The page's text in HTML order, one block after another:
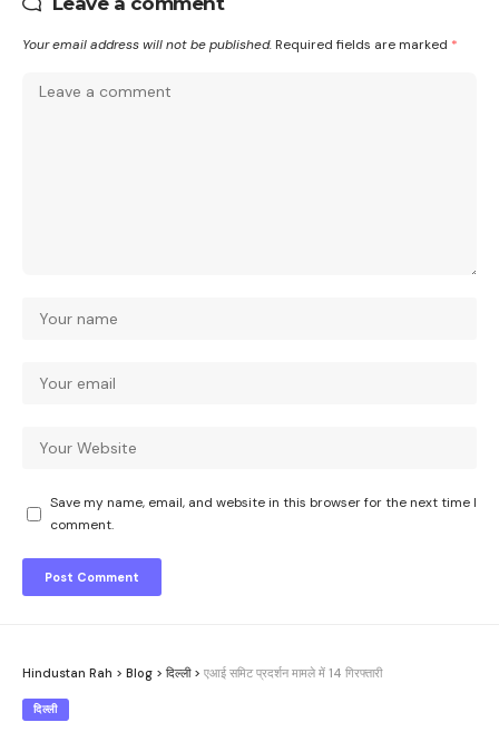
Your email address will not be published. Required fields are marked *
Save my name, email, and website in this browser for the next time I
comment.
Hindustan Rah > Blog > दिल्ली> एआई समिट प्रदर्शन मामले में 14 गिरफ्तारी
दिल्ली